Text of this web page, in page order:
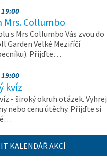
Mrs. Collumbo
s Mrs Collumbo Vás zvou do
Garden Velké Meziříčí
Přijďte…
kvíz
- široký okruh otázek. Vyhrej
nebo cenu útěchy. Přijďte si
KALENDÁŘ AKCÍ